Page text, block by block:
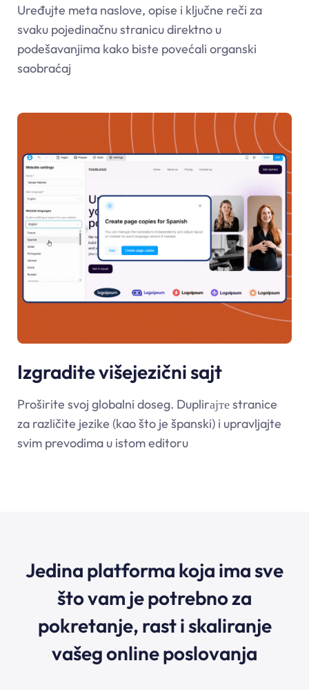
Uređujte meta naslove, opise i ključne reči za
svaku pojedinačnu stranicu direktno u
podešavanjima kako biste povećali organski
saobraćaj
Izgradite višejezični sajt
Proširite svoj globalni doseg. Duplirајте stranice
za različite jezike (kao što je španski) i upravljajte
svim prevodima u istom editoru
Jedina platforma koja ima sve
što vam je potrebno za
pokretanje, rast i skaliranje
vašeg online poslovanja